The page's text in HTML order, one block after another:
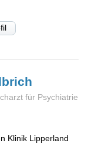
für Psychiatrie
Klinik Lipperland